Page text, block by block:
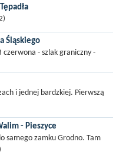
barzo trudna przez fakt ,że do
daje nam około 1800m
Śląskiego
czerwona - szlak graniczny -
Śląskie
i jednej bardzkiej. Pierwszą
Co prawda mozna na nią
- Pieszyce
samego zamku Grodno. Tam
Po odkryciu lub nie skarbów